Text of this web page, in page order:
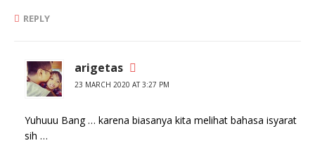
REPLY
arigetas
23 MARCH 2020 AT 3:27 PM
Yuhuuu Bang … karena biasanya kita melihat bahasa isyarat
sih …